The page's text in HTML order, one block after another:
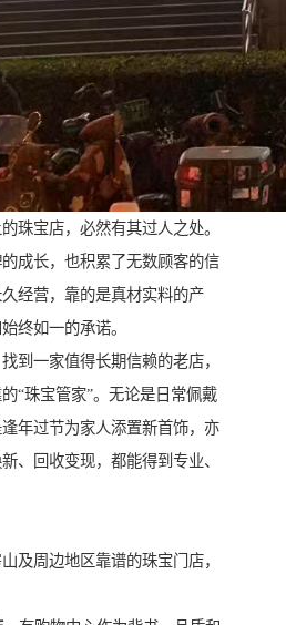
珠宝店，必然有其过人之处。
成长，也积累了无数顾客的信
经营，靠的是真材实料的产
终如一的承诺。
到一家值得长期信赖的老店，
“珠宝管家”。无论是日常佩戴
年过节为家人添置新首饰，亦
、回收变现，都能得到专业、
及周边地区靠谱的珠宝门店，